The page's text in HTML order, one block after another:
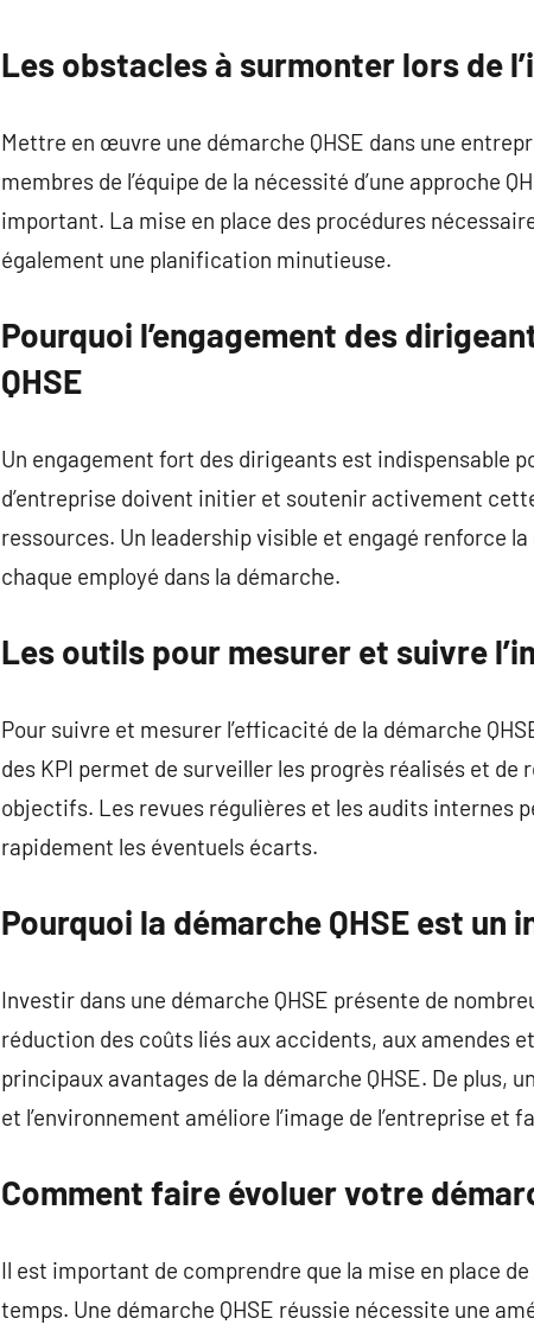
Les obstacles à surmonter lors de
Mettre en œuvre une démarche QHSE dans une
membres de l’équipe de la nécessité d’une approche
important. La mise en place des procédures
également une planification minutieuse.
Pourquoi l’engagement des
QHSE
Un engagement fort des dirigeants est indispensable
d’entreprise doivent initier et soutenir activement
ressources. Un leadership visible et engagé renforce
chaque employé dans la démarche.
Les outils pour mesurer et suivre
Pour suivre et mesurer l’efficacité de la démarche
des KPI permet de surveiller les progrès réalisés et
objectifs. Les revues régulières et les audits internes
rapidement les éventuels écarts.
Pourquoi la démarche QHSE est un
Investir dans une démarche QHSE présente de
réduction des coûts liés aux accidents, aux amendes
principaux avantages de la démarche QHSE. De plus,
et l’environnement améliore l’image de l’entreprise
Comment faire évoluer votre
Il est important de comprendre que la mise en place
temps. Une démarche QHSE réussie nécessite une